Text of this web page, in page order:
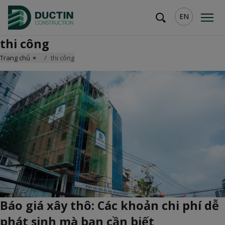
EN
thi công
Trang chủ thi công
Báo giá xây thô: Các khoản chi phí dễ
phát sinh mà bạn cần biết